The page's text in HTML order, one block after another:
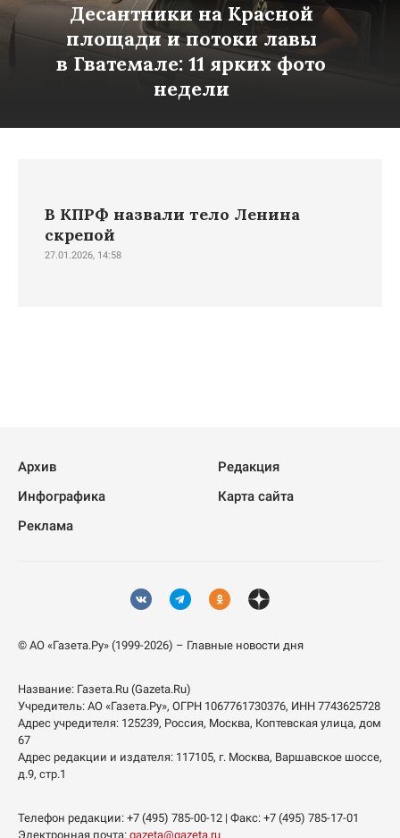
Десантники на Красной
площади и потоки лавы
в Гватемале: 11 ярких фото
недели
В КПРФ назвали тело Ленина
скрепой
27.01.2026, 14:58
Архив
Редакция
Инфографика
Карта сайта
Реклама
© АО «Газета.Ру» (1999-2026) – Главные новости дня
Название: Газета.Ru (Gazeta.Ru)
Учредитель: АО «Газета.Ру», ОГРН 1067761730376, ИНН 7743625728
Адрес учредителя: 125239, Россия, Москва, Коптевская улица, дом
67
Адрес редакции и издателя: 117105, г. Москва, Варшавское шоссе,
д.9, стр.1
Телефон редакции: +7 (495) 785-00-12 | Факс: +7 (495) 785-17-01
Электронная почта: gazeta@gazeta.ru